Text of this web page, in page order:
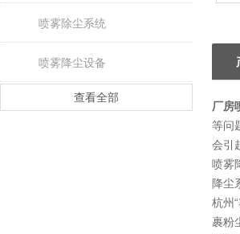
喷雾除尘系统
喷雾降尘设备
查看全部
厂房
等问
会引
喷雾
降尘
杭州
裹粉